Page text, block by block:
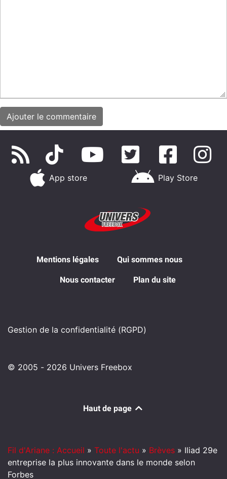
App store Play Store
Mentions légales Qui sommes nous
Nous contacter Plan du site
Gestion de la confidentialité (RGPD)
© 2005 - 2026 Univers Freebox
Haut de page
Fil d'Ariane : Accueil » Toute l'actu » Brèves » Iliad 29e
entreprise la plus innovante dans le monde selon
Forbes